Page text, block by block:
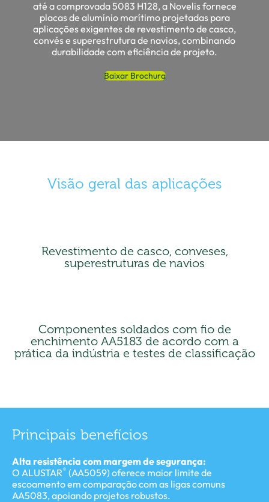
até a comprovada 5083 H128, a Novelis fornece
placas de alumínio marítimo projetadas para
aplicações exigentes de revestimento de casco,
convés e superestrutura de navios, combinando
durabilidade com eficiência de projeto.
Baixar Brochura
Visão geral das aplicações
Revestimento de casco, conveses,
superestruturas de navios
Componentes soldados com fio de
enchimento AA5183 de acordo com a
prática da indústria e testes de classificação
Principais benefícios
Alta resistência com margem de segurança:
O ALUSTAR® (AA5059) oferece maior limite de
escoamento em comparação com as ligas comuns
AA5083, apoiando projetos robustos.